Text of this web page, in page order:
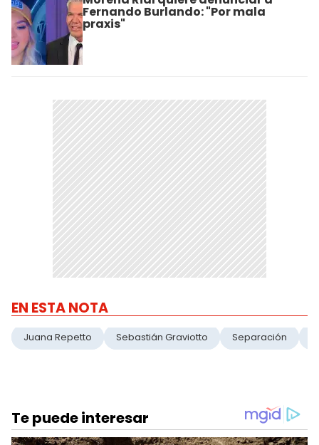
Fernando Burlando: "Por mala
praxis"
EN ESTA NOTA
Juana Repetto Sebastián Graviotto Separación